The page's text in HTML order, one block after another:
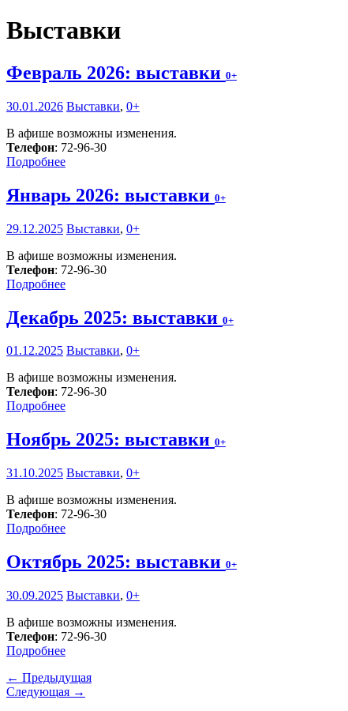
Выставки
Февраль 2026: выставки 0+
30.01.2026 Выставки, 0+
В афише возможны изменения.
Телефон: 72-96-30
Подробнее
Январь 2026: выставки 0+
29.12.2025 Выставки, 0+
В афише возможны изменения.
Телефон: 72-96-30
Подробнее
Декабрь 2025: выставки 0+
01.12.2025 Выставки, 0+
В афише возможны изменения.
Телефон: 72-96-30
Подробнее
Ноябрь 2025: выставки 0+
31.10.2025 Выставки, 0+
В афише возможны изменения.
Телефон: 72-96-30
Подробнее
Октябрь 2025: выставки 0+
30.09.2025 Выставки, 0+
В афише возможны изменения.
Телефон: 72-96-30
Подробнее
← Предыдущая
Следующая →